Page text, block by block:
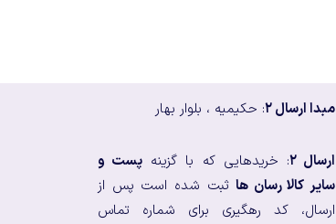
مبدا ارسال ۲ : حکیمیه ، بلوار بهار
ارسال ۲ : خریدهایی که با گزینه پست و
سایر کالا رسان هاثبت شده است پس از
ارسال، کد رهگیری برای شماره تماس